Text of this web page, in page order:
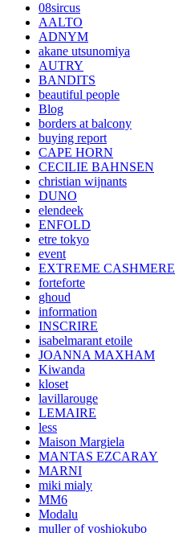
08sircus
AALTO
ADNYM
akane utsunomiya
AUTRY
BANDITS
beautiful people
Blog
borders at balcony
buying report
CAPE HORN
CECILIE BAHNSEN
christian wijnants
DUNO
elendeek
ENFOLD
etre tokyo
event
EXTREME CASHMERE
forteforte
ghoud
information
INSCRIRE
isabelmarant etoile
JOANNA MAXHAM
Kiwanda
kloset
lavillarouge
LEMAIRE
less
Maison Margiela
MANTAS EZCARAY
MARNI
miki mialy
MM6
Modalu
muller of yoshiokubo